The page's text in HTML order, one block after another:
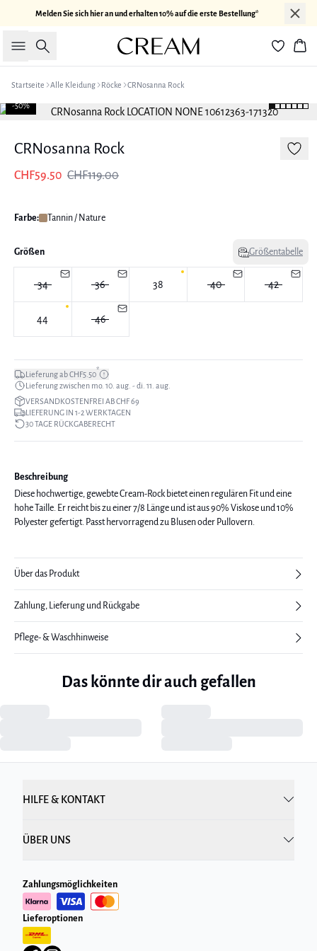
Melden Sie sich hier an und erhalten 10% auf die erste Bestellung*
Suche
Startseite Alle Kleidung Röcke CRNosanna Rock
-50%
CRNosanna Rock
CHF59.50 CHF119.00
Farbe: Tannin / Nature
Größen Größentabelle
34 36 38 40 42
44 46
Lieferung ab CHF5.50*
Lieferung zwischen mo. 10. aug. - di. 11. aug.
VERSANDKOSTENFREI AB CHF 69
LIEFERUNG IN 1-2 WERKTAGEN
30 TAGE RÜCKGABERECHT
Beschreibung
Diese hochwertige, gewebte Cream-Rock bietet einen regulären Fit und eine
hohe Taille. Er reicht bis zu einer 7/8 Länge und ist aus 90% Viskose und 10%
Polyester gefertigt. Passt hervorragend zu Blusen oder Pullovern.
Über das Produkt
Zahlung, Lieferung und Rückgabe
Pflege- & Waschhinweise
Das könnte dir auch gefallen
HILFE & KONTAKT
ÜBER UNS
Zahlungsmöglichkeiten
Lieferoptionen